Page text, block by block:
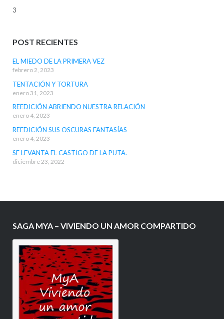
3
POST RECIENTES
EL MIEDO DE LA PRIMERA VEZ
febrero 2, 2023
TENTACIÓN Y TORTURA
enero 31, 2023
REEDICIÓN ABRIENDO NUESTRA RELACIÓN
enero 4, 2023
REEDICIÓN SUS OSCURAS FANTASÍAS
enero 4, 2023
SE LEVANTA EL CASTIGO DE LA PUTA.
diciembre 23, 2022
SAGA MYA – VIVIENDO UN AMOR COMPARTIDO